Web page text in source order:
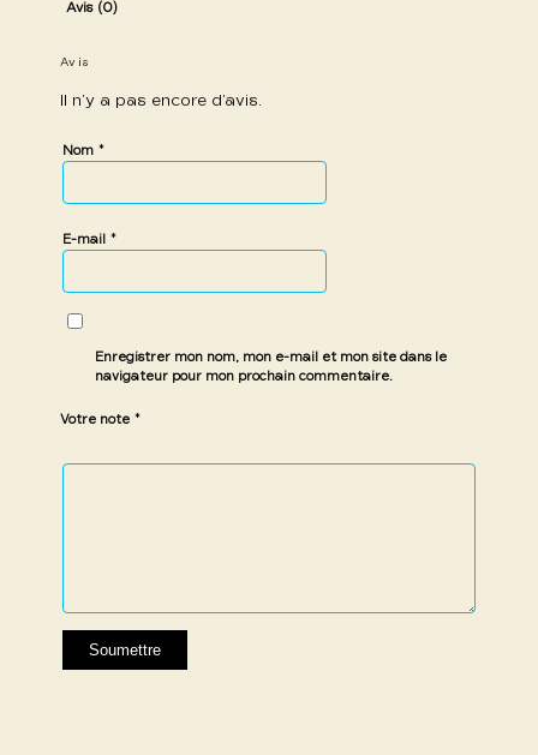
Avis (0)
Avis
Il n’y a pas encore d’avis.
Nom *
E-mail *
Enregistrer mon nom, mon e-mail et mon site dans le
navigateur pour mon prochain commentaire.
Votre note *
1 étoile
2 étoiles
3 étoiles
4 étoiles
5 étoiles